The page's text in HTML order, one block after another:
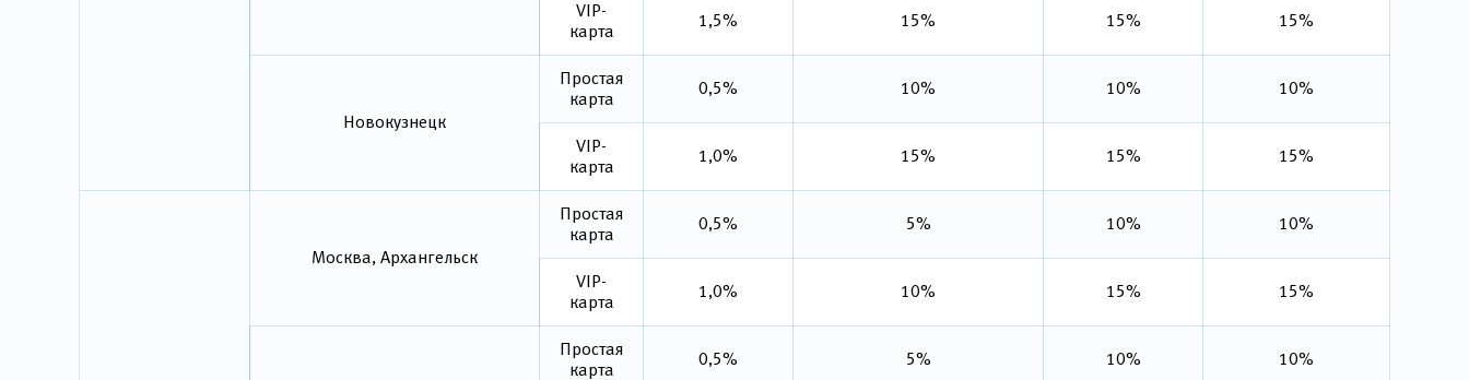
VIP-
карта
1,5% 15% 15% 15%
Новокузнецк
Простая
карта
0,5% 10% 10% 10%
VIP-
карта
1,0% 15% 15% 15%
Москва, Архангельск
Простая
карта
0,5% 5% 10% 10%
VIP-
карта
1,0% 10% 15% 15%
Простая
карта
0,5% 5% 10% 10%